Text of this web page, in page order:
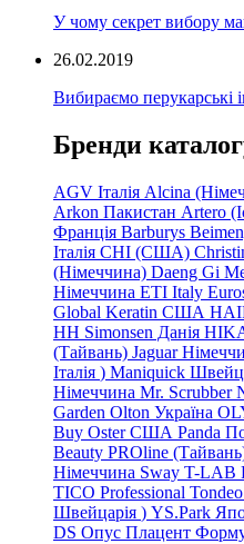
У чому секрет вибору
26.02.2019
Вибираємо перукарські
Бренди
AGV Італія Alcina
Arkon Пакистан Artero
Франція Barburys
Італія CHI (США)
(Німеччина) Daeng Gi
Німеччина ETI Italy
Global Keratin США
HH Simonsen Данія
(Тайвань) Jaguar
Італія ) Maniquick
Німеччина Mr. Scrubber
Garden Olton Україна
Buy Oster США Panda
Beauty PROline
Німеччина Sway T-LAB
TICO Professional Tondeo
Швейцарія ) YS.Park
DS Опус Плацент